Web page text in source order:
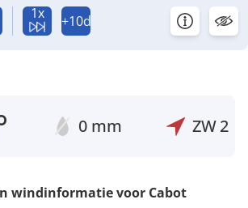
1x +10d
0 mm ZW2
windinformatie voor Cabot